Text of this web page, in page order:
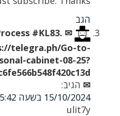
הגב
#KL83.
telegra.ph/Go-to-
cabinet-08-25?
✉ הגיב:
15/10/2024 בשעה 05:42
ulit7y